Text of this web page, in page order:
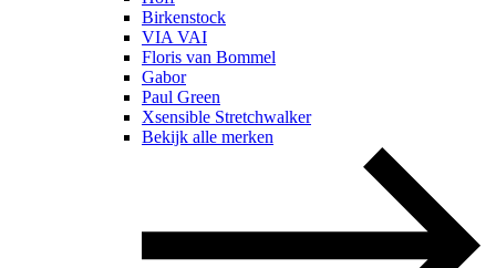
Birkenstock
VIA VAI
Floris van Bommel
Gabor
Paul Green
Xsensible Stretchwalker
Bekijk alle merken